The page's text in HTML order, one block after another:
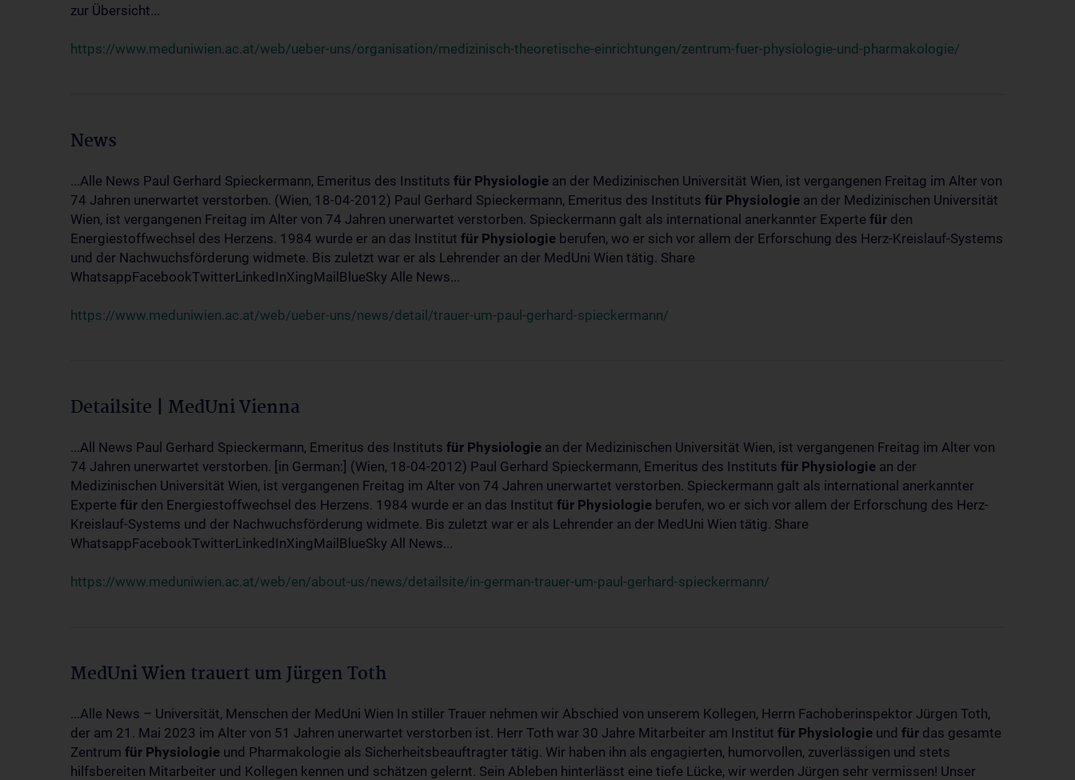
zur Übersicht...
https://www.meduniwien.ac.at/web/ueber-uns/organisation/medizinisch-theoretische-einrichtungen/zentrum-fuer-physiologie-und-pharmakologie/
News
...Alle News Paul Gerhard Spieckermann, Emeritus des Instituts für Physiologie an der Medizinischen Universität Wien, ist vergangenen Freitag im Alter von
74 Jahren unerwartet verstorben. (Wien, 18-04-2012) Paul Gerhard Spieckermann, Emeritus des Instituts für Physiologie an der Medizinischen Universität
Wien, ist vergangenen Freitag im Alter von 74 Jahren unerwartet verstorben. Spieckermann galt als international anerkannter Experte für den
Energiestoffwechsel des Herzens. 1984 wurde er an das Institut für Physiologie berufen, wo er sich vor allem der Erforschung des Herz-Kreislauf-Systems
und der Nachwuchsförderung widmete. Bis zuletzt war er als Lehrender an der MedUni Wien tätig. Share
WhatsappFacebookTwitterLinkedInXingMailBlueSky Alle News...
https://www.meduniwien.ac.at/web/ueber-uns/news/detail/trauer-um-paul-gerhard-spieckermann/
Detailsite | MedUni Vienna
...All News Paul Gerhard Spieckermann, Emeritus des Instituts für Physiologie an der Medizinischen Universität Wien, ist vergangenen Freitag im Alter von
74 Jahren unerwartet verstorben. [in German:] (Wien, 18-04-2012) Paul Gerhard Spieckermann, Emeritus des Instituts für Physiologie an der
Medizinischen Universität Wien, ist vergangenen Freitag im Alter von 74 Jahren unerwartet verstorben. Spieckermann galt als international anerkannter
Experte für den Energiestoffwechsel des Herzens. 1984 wurde er an das Institut für Physiologie berufen, wo er sich vor allem der Erforschung des Herz-
Kreislauf-Systems und der Nachwuchsförderung widmete. Bis zuletzt war er als Lehrender an der MedUni Wien tätig. Share
WhatsappFacebookTwitterLinkedInXingMailBlueSky All News...
https://www.meduniwien.ac.at/web/en/about-us/news/detailsite/in-german-trauer-um-paul-gerhard-spieckermann/
MedUni Wien trauert um Jürgen Toth
...Alle News – Universität, Menschen der MedUni Wien In stiller Trauer nehmen wir Abschied von unserem Kollegen, Herrn Fachoberinspektor Jürgen Toth,
der am 21. Mai 2023 im Alter von 51 Jahren unerwartet verstorben ist. Herr Toth war 30 Jahre Mitarbeiter am Institut für Physiologie und für das gesamte
Zentrum für Physiologie und Pharmakologie als Sicherheitsbeauftragter tätig. Wir haben ihn als engagierten, humorvollen, zuverlässigen und stets
hilfsbereiten Mitarbeiter und Kollegen kennen und schätzen gelernt. Sein Ableben hinterlässt eine tiefe Lücke, wir werden Jürgen sehr vermissen! Unser